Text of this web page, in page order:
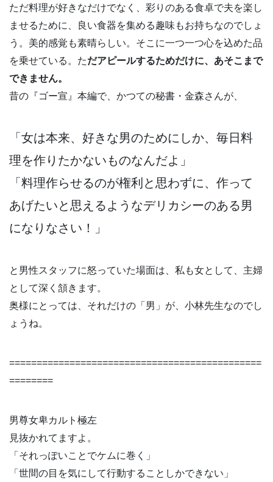
ただ料理が好きなだけでなく、彩りのある食卓で夫を楽し
ませるために、良い食器を集める趣味もお持ちなのでしょ
う。美的感覚も素晴らしい。そこに一つ一つ心を込めた品
を乗せている。ただアピールするためだけに、あそこまで
できません。
昔の『ゴー宣』本編で、かつての秘書・金森さんが、
「女は本来、好きな男のためにしか、毎日料
理を作りたかないものなんだよ」
「料理作らせるのが権利と思わずに、作って
あげたいと思えるようなデリカシーのある男
になりなさい！」
と男性スタッフに怒っていた場面は、私も女として、主婦
として深く頷きます。
奥様にとっては、それだけの「男」が、小林先生なのでし
ょうね。
==============================================
========
男尊女卑カルト極左
見抜かれてますよ。
「それっぽいことでケムに巻く」
「世間の目を気にして行動することしかできない」